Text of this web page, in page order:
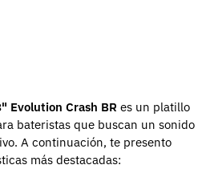
Evolution Crash BR es un platillo
bateristas que buscan un sonido
A continuación, te presento
más destacadas: